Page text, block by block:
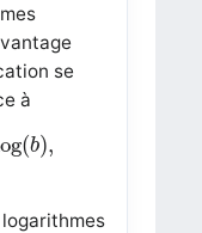
se
à
(b),
b)